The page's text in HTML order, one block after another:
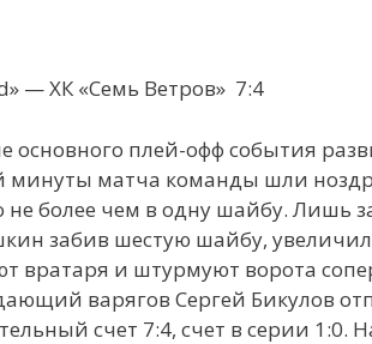
— ХК «Семь Ветров» 7:4
основного плей-офф события
минуты матча команды шли
более чем в одну шайбу. Лишь
забив шестую шайбу,
вратаря и штурмуют ворота
варягов Сергей Бикулов
счет 7:4, счет в серии 1:0.